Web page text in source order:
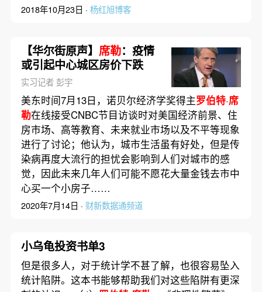
2018年10月23日 · 杨红旭博客
【华尔街原声】 席勒：疫情
或引起中心城区房价下跌
实习记者 彭宇
美东时间7月13日，诺贝尔经济学奖得主罗伯特·席
勒在线接受CNBC节目访谈时对美国经济前景、住
房市场、高等教育、未来就业市场以及不平等现象
进行了讨论；他认为，城市生活虽有好处，但是传
染病再度大流行的担忧会影响到人们对城市的感
觉，因此未来几年人们可能不愿花大量金钱去市中
心买一个小房子……
2020年7月14日 · 财新数据通频道
小乌龟投资书单3
但是很多人，对于统计学不甚了解，也很容易坠入
统计陷阱。这本书能够帮助我们对这些陷阱有更深